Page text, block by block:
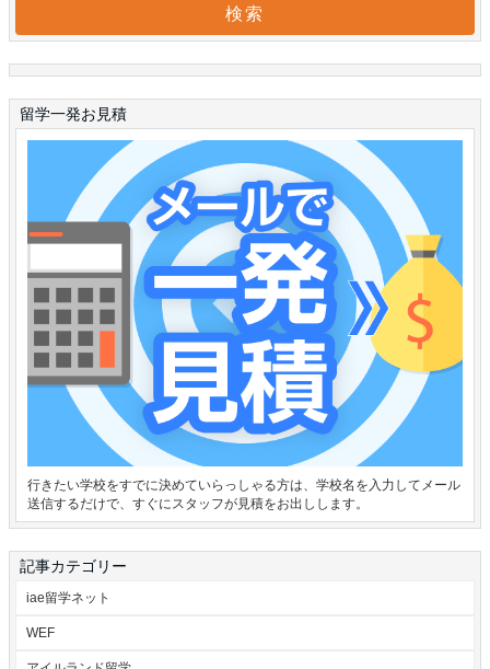
留学一発お見積
行きたい学校をすでに決めていらっしゃる方は、学校名を入力してメール
送信するだけで、すぐにスタッフが見積をお出しします。
記事カテゴリー
iae留学ネット
WEF